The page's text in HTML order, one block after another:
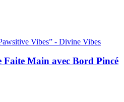
Faite Main avec Bord Pincé